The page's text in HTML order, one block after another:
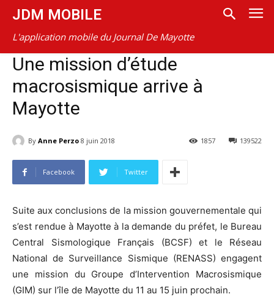
JDM MOBILE
L'application mobile du Journal De Mayotte
Une mission d’étude
macrosismique arrive à
Mayotte
By Anne Perzo 8 juin 2018 139522
1857
Facebook Twitter
Suite aux conclusions de la mission gouvernementale qui
s’est rendue à Mayotte à la demande du préfet, le Bureau
Central Sismologique Français (BCSF) et le Réseau
National de Surveillance Sismique (RENASS) engagent
une mission du Groupe d’Intervention Macrosismique
(GIM) sur l’île de Mayotte du 11 au 15 juin prochain.